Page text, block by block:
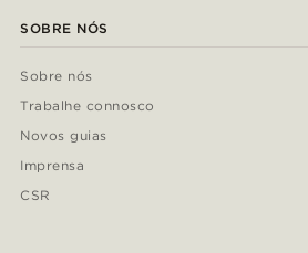
SOBRE NÓS
Sobre nós
Trabalhe connosco
Novos guias
Imprensa
CSR